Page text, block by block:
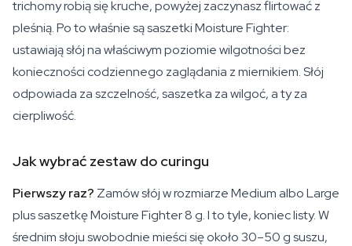
trichomy robią się kruche, powyżej zaczynasz flirtować z
pleśnią. Po to właśnie są saszetki Moisture Fighter:
ustawiają słój na właściwym poziomie wilgotności bez
konieczności codziennego zaglądania z miernikiem. Słój
odpowiada za szczelność, saszetka za wilgoć, a ty za
cierpliwość.
Jak wybrać zestaw do curingu
Pierwszy raz? Zamów słój w rozmiarze Medium albo Large
plus saszetkę Moisture Fighter 8 g. I to tyle, koniec listy. W
średnim słoju swobodnie mieści się około 30–50 g suszu,